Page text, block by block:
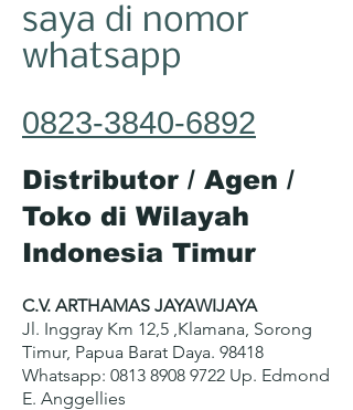
saya di nomor
whatsapp
0823-3840-6892
Distributor / Agen /
Toko di Wilayah
Indonesia Timur
C.V. ARTHAMAS JAYAWIJAYA
Jl. Inggray Km 12,5 ,Klamana, Sorong
Timur, Papua Barat Daya. 98418
Whatsapp: 0813 8908 9722 Up. Edmond
E. Anggellies